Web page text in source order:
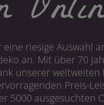
riesige Auswahl
an. Mit über 70
unserer
Preis-
5000 ausgesuchten